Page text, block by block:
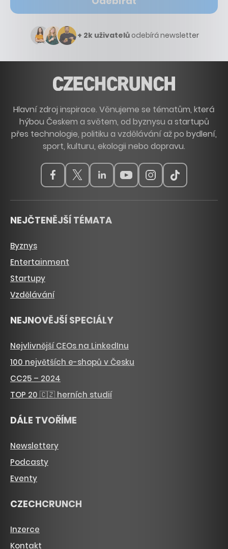
+ 2k uživatelůodebírá newsletter
Hlavní zdroj inspirace. Věnujeme se tématům, která
hýbou Českem a světem, od byznysu a startupů
přes technologie, politiku a vzdělávání až po bydlení,
sport, kulturu, ekologii nebo dopravu.
NEJČTENĚJŠÍ TÉMATA
Byznys
Entertainment
Startupy
Vzdělávání
NEJNOVĚJŠÍ SPECIÁLY
Nejvlivnější CEOs na LinkedInu
100 největších e-shopů v Česku
CC25 – 2024
TOP 20 🇨🇿 herních studií
DÁLE TVOŘÍME
Newslettery
Podcasty
Eventy
CZECHCRUNCH
Inzerce
Kontakt